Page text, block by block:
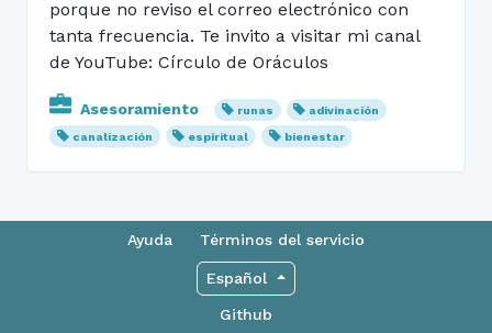
porque no reviso el correo electrónico con
tanta frecuencia. Te invito a visitar mi canal
de YouTube: Círculo de Oráculos
Asesoramiento runas
adivinación
canalización
espiritual bienestar
Ayuda Términos del servicio
Español
Github